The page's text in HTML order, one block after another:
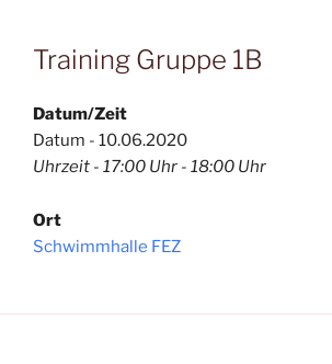
Training Gruppe 1B
Datum/Zeit
Datum - 10.06.2020
Uhrzeit - 17:00 Uhr - 18:00 Uhr
Ort
Schwimmhalle FEZ